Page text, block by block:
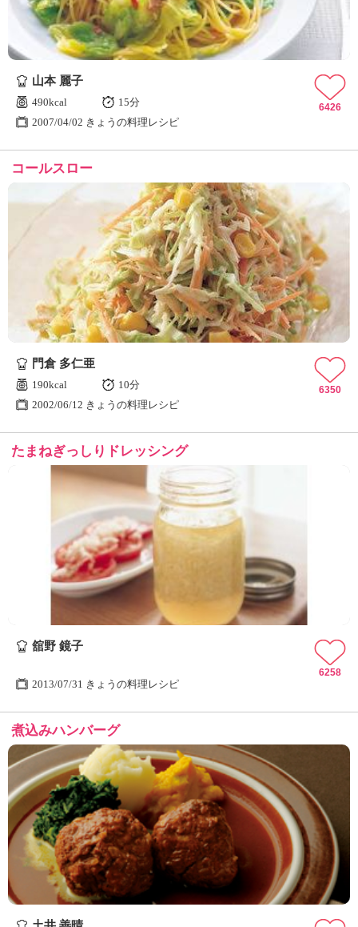
山本 麗子
490kcal
15分
2007/04/02 きょうの料理レシピ
6426
コールスロー
門倉 多仁亜
190kcal
10分
2002/06/12 きょうの料理レシピ
6350
たまねぎっしりドレッシング
舘野 鏡子
2013/07/31 きょうの料理レシピ
6258
煮込みハンバーグ